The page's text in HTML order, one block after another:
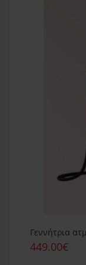
Γεννήτρια
449.00€